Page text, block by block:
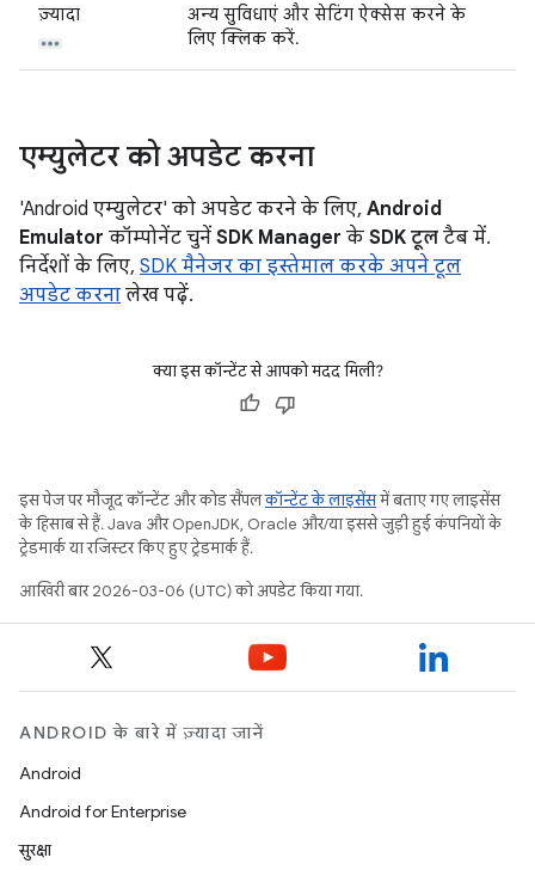
ज़्यादा
अन्य सुविधाएं और सेटिंग ऐक्सेस करने के
लिए क्लिक करें.
एम्युलेटर को अपडेट करना
'Android एम्युलेटर' को अपडेट करने के लिए, Android
Emulator कॉम्पोनेंट चुनें SDK Manager के SDK टूल टैब में.
निर्देशों के लिए, SDK मैनेजर का इस्तेमाल करके अपने टूल
अपडेट करना लेख पढ़ें.
क्या इस कॉन्टेंट से आपको मदद मिली?
इस पेज पर मौजूद कॉन्टेंट और कोड सैंपलकॉन्टेंट के लाइसेंसमें बताए गए लाइसेंस
के हिसाब से हैं. Java और OpenJDK, Oracle और/या इससे जुड़ी हुई कंपनियों के
ट्रेडमार्क या रजिस्टर किए हुए ट्रेडमार्क हैं.
आखिरी बार 2026-03-06 (UTC) को अपडेट किया गया.
ANDROID के बारे में ज़्यादा जानें
Android
Android for Enterprise
सुरक्षा